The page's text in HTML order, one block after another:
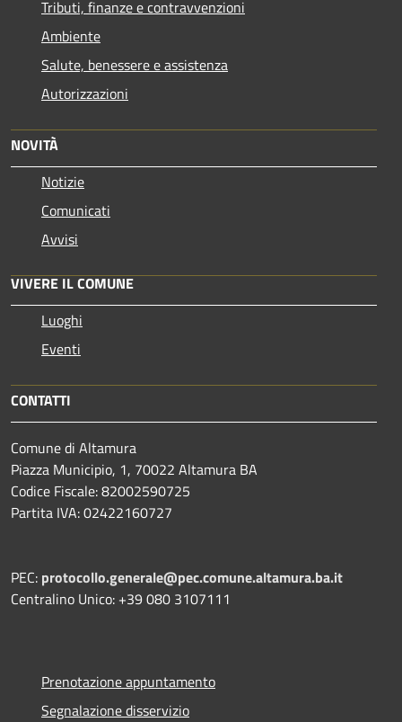
Tributi, finanze e contravvenzioni
Ambiente
Salute, benessere e assistenza
Autorizzazioni
NOVITÀ
Notizie
Comunicati
Avvisi
VIVERE IL COMUNE
Luoghi
Eventi
CONTATTI
Comune di Altamura
Piazza Municipio, 1, 70022 Altamura BA
Codice Fiscale: 82002590725
Partita IVA: 02422160727
PEC: protocollo.generale@pec.comune.altamura.ba.it
Centralino Unico: +39 080 3107111
Prenotazione appuntamento
Segnalazione disservizio